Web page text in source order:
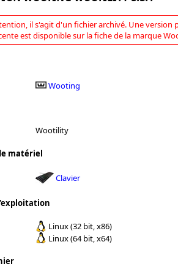
il s'agit d'un fichier archivé. Une version
est disponible sur la fiche de la marque
Wooting
Wootility
matériel
Clavier
Linux (32 bit, x86)
Linux (64 bit, x64)